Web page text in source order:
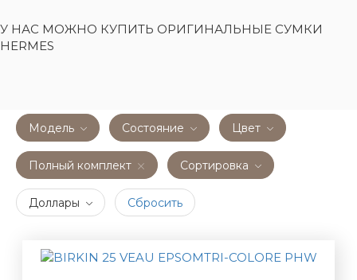
У НАС МОЖНО КУПИТЬ ОРИГИНАЛЬНЫЕ СУМКИ
HERMES
Модель Состояние Цвет
Полный комплект Сортировка
Доллары Сбросить